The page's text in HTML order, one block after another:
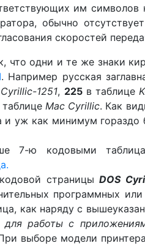
им символов
обычно
скоростей
что одни и те же знаки
. Например русская
1251, 225в таблице
таблице Mac Cyrillic. Как
и уж как минимум гораздо
7-ю кодовыми
страницы DOS
программных или
как наряду с
для работы с
выборе модели